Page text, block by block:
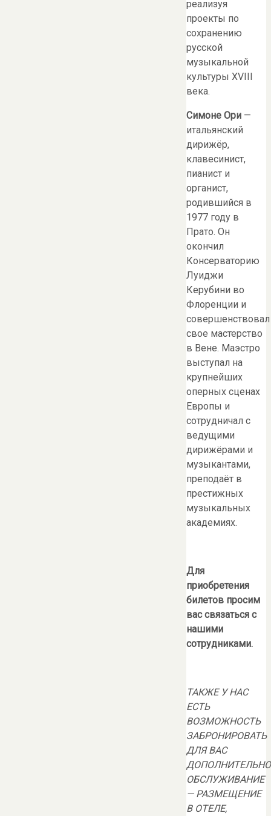
реализуя
проекты по
сохранению
русской
музыкальной
культуры XVIII
века.
Симоне Ори —
итальянский
дирижёр,
клавесинист,
пианист и
органист,
родившийся в
1977 году в
Прато. Он
окончил
Консерваторию
Луиджи
Керубини во
Флоренции и
совершенствовал
свое мастерство
в Вене. Маэстро
выступал на
крупнейших
оперных сценах
Европы и
сотрудничал с
ведущими
дирижёрами и
музыкантами,
преподаёт в
престижных
музыкальных
академиях.
Для
приобретения
билетов просим
вас связаться с
нашими
сотрудниками.
ТАКЖЕ У НАС
ЕСТЬ
ВОЗМОЖНОСТЬ
ЗАБРОНИРОВАТЬ
ДЛЯ ВАС
ОБСЛУЖИВАНИЕ
— РАЗМЕЩЕНИЕ
В ОТЕЛЕ,